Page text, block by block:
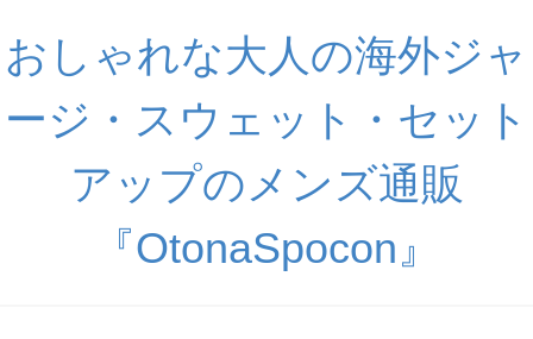
おしゃれな大人の海外ジャ
ージ・スウェット・セット
アップのメンズ通販
『OtonaSpocon』